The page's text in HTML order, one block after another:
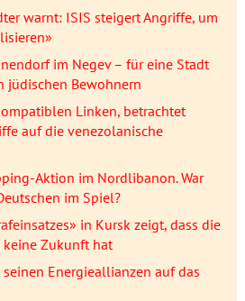
warnt: ISIS steigert Angriffe, um
im Negev – für eine Stadt
jüdischen Bewohnern
Linken, betrachtet
auf die venezolanische
Aktion im Nordlibanon. War
im Spiel?
in Kursk zeigt, dass die
keine Zukunft hat
Energieallianzen auf das